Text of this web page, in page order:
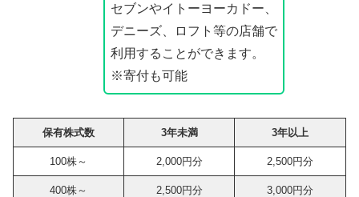
セブンやイトーヨーカドー、
デニーズ、ロフト等の店舗で
利用することができます。
※寄付も可能
保有株式数 3年未満 3年以上
100株～ 2,000円分 2,500円分
400株～ 2,500円分 3,000円分